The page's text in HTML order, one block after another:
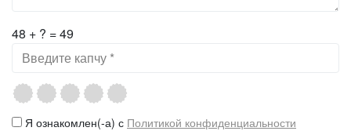
48 + ? = 49
Я ознакомлен(-а) с Политикой конфиденциальности